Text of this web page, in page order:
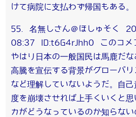
けて病院に支払わず帰国もある。
55. 名無しさん＠ほしゅそく
08:37 ID:t6G4rJhh0 このコメ
やはり日本の一般国民は馬鹿だ
高騰を宣伝する背景がグローバ
など理解していないようだ。自
度を崩壊させれば上手くいくと
カがどうなっているのか知らない